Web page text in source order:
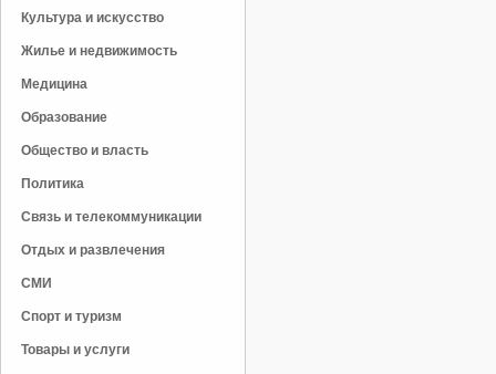
Культура и искусство
Жилье и недвижимость
Медицина
Образование
Общество и власть
Политика
Связь и телекоммуникации
Отдых и развлечения
СМИ
Спорт и туризм
Товары и услуги